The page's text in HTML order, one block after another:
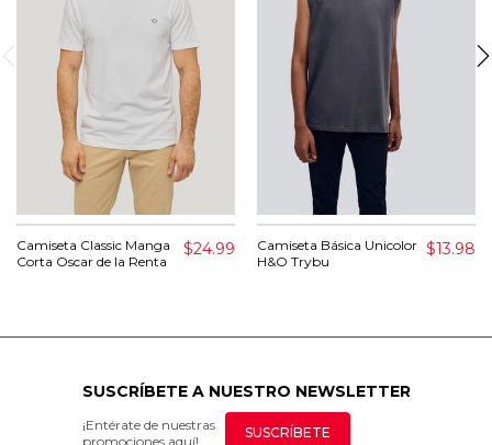
Camiseta Classic Manga
Corta Oscar de la Renta
$24.99
Camiseta Básica Unicolor
H&O Trybu
$13.98
SUSCRÍBETE A NUESTRO NEWSLETTER
¡Entérate de nuestras
promociones aquí!
SUSCRÍBETE